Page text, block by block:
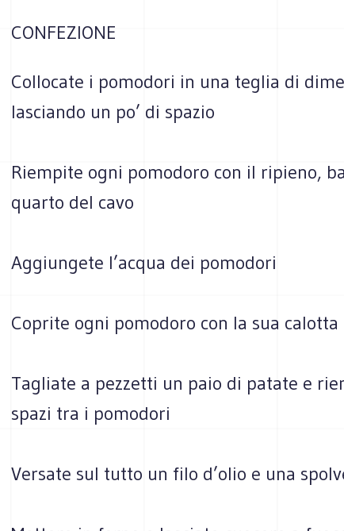
CONFEZIONE
Collocate i pomodori in una teglia di
lasciando un po’ di spazio
Riempite ogni pomodoro con il ripieno,
quarto del cavo
Aggiungete l’acqua dei pomodori
Coprite ogni pomodoro con la sua calotta
Tagliate a pezzetti un paio di patate e
spazi tra i pomodori
Versate sul tutto un filo d’olio e una